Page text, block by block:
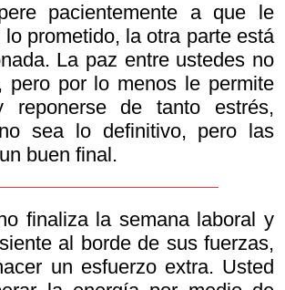
pacientemente a que le
prometido, la otra parte está
La paz entre ustedes no
pero por lo menos le permite
reponerse de tanto estrés,
sea lo definitivo, pero las
buen final.
finaliza la semana laboral y
al borde de sus fuerzas,
un esfuerzo extra. Usted